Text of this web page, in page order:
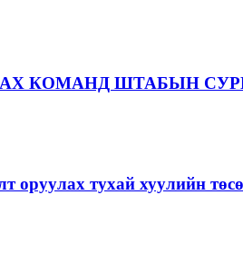
КОМАНД ШТАБЫН
оруулах тухай хуулийн